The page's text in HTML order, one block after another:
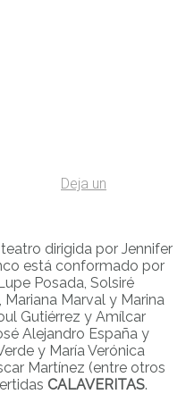
Deja un
dirigida por Jennifer
está conformado por
Posada, Solsiré
Marval y Marina
Gutiérrez y Amílcar
Alejandro España y
y María Verónica
Martínez (entre otros
CALAVERITAS.